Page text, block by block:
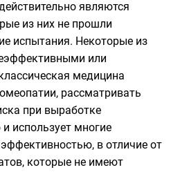
являются
из них не прошли
испытания. Некоторые из
или
медицина
рассматривать
при выработке
использует многие
в отличие от
которые не имеют